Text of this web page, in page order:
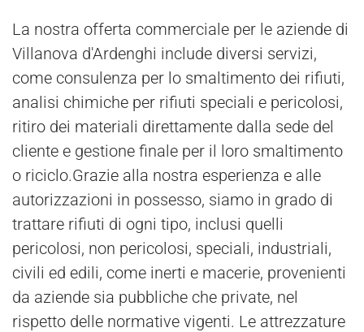
La nostra offerta commerciale per le aziende di
Villanova d'Ardenghi include diversi servizi,
come consulenza per lo smaltimento dei rifiuti,
analisi chimiche per rifiuti speciali e pericolosi,
ritiro dei materiali direttamente dalla sede del
cliente e gestione finale per il loro smaltimento
o riciclo.Grazie alla nostra esperienza e alle
autorizzazioni in possesso, siamo in grado di
trattare rifiuti di ogni tipo, inclusi quelli
pericolosi, non pericolosi, speciali, industriali,
civili ed edili, come inerti e macerie, provenienti
da aziende sia pubbliche che private, nel
rispetto delle normative vigenti. Le attrezzature